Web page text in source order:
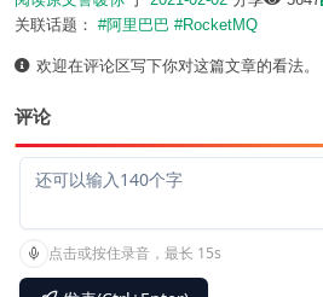
关联话题： #阿里巴巴 #RocketMQ
欢迎在评论区写下你对这篇文章的看法。
评论